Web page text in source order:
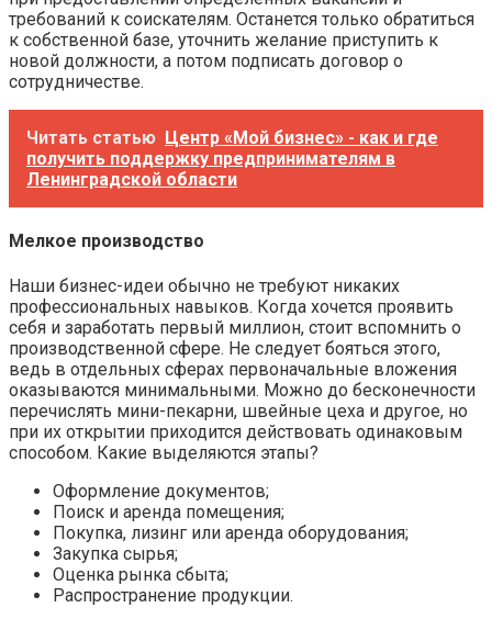
требований к соискателям. Останется только обратиться
к собственной базе, уточнить желание приступить к
новой должности, а потом подписать договор о
сотрудничестве.
Читать статью Центр «Мой бизнес» - как и где
получить поддержку предпринимателям в
Ленинградской области
Мелкое производство
Наши бизнес-идеи обычно не требуют никаких
профессиональных навыков. Когда хочется проявить
себя и заработать первый миллион, стоит вспомнить о
производственной сфере. Не следует бояться этого,
ведь в отдельных сферах первоначальные вложения
оказываются минимальными. Можно до бесконечности
перечислять мини-пекарни, швейные цеха и другое, но
при их открытии приходится действовать одинаковым
способом. Какие выделяются этапы?
Оформление документов;
Поиск и аренда помещения;
Покупка, лизинг или аренда оборудования;
Закупка сырья;
Оценка рынка сбыта;
Распространение продукции.